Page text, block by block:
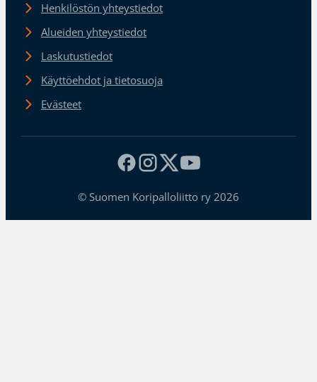
Henkilöstön yhteystiedot
Alueiden yhteystiedot
Laskutustiedot
Käyttöehdot ja tietosuoja
Evästeet
© Suomen Koripalloliitto ry 2026